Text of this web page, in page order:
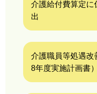
介護給付費算定に
出
介護職員等処遇改
8年度実施計画書）